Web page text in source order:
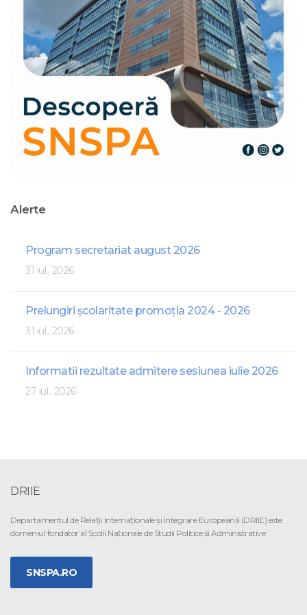
Alerte
Program secretariat august 2026
31 iul., 2026
Prelungiri școlaritate promoția 2024 - 2026
31 iul., 2026
Informatii rezultate admitere sesiunea iulie 2026
27 iul., 2026
DRIIE
Departamentul de Relaţii Internaţionale şi Integrare Europeană (DRIIE) este
domeniul fondator al Şcolii Naţionale de Studii Politice şi Administrative
SNSPA.RO